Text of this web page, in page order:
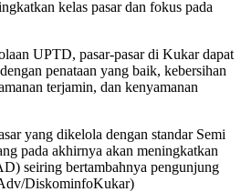
kelas pasar dan fokus pada
UPTD, pasar-pasar di Kukar dapat
penataan yang baik, kebersihan
terjamin, dan kenyamanan
yang dikelola dengan standar Semi
pada akhirnya akan meningkatkan
seiring bertambahnya pengunjung
DiskominfoKukar)